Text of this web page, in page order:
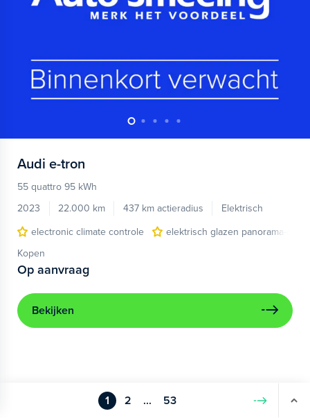
Audi e-tron
55 quattro 95 kWh
2023
22.000 km 437 km actieradius
Elektrisch
electronic climate controle
elektrisch glazen panorama-dak
Kopen
Op aanvraag
Bekijken
1 2 ... 53 Volgende